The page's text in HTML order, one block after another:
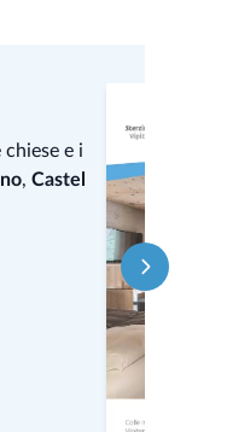
e i
,Castel